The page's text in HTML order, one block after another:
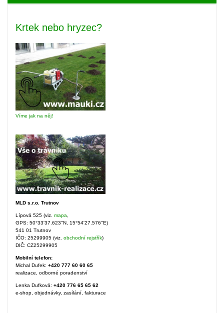
Krtek nebo hryzec?
Víme jak na něj!
MLD s.r.o. Trutnov
Lípová 525 (viz. mapa,
GPS: 50°33'37.623"N, 15°54'27.576"E)
541 01 Trutnov
IČO: 25299905 (viz. obchodní rejstřík)
DIČ: CZ25299905
Mobilní telefon:
Michal Dufek: +420 777 60 60 65
realizace, odborné poradenství
Lenka Dufková: +420 776 65 65 62
e-shop, objednávky, zasílání, fakturace